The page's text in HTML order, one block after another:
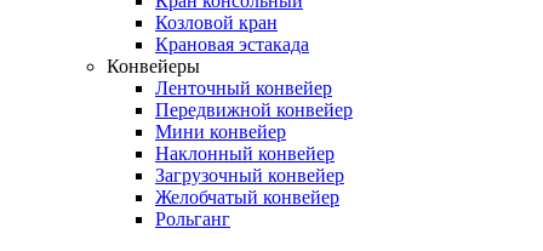
Козловой кран
Крановая эстакада
Конвейеры
Ленточный конвейер
Передвижной конвейер
Мини конвейер
Наклонный конвейер
Загрузочный конвейер
Желобчатый конвейер
Рольганг